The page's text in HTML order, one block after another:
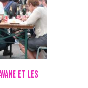
ET LES